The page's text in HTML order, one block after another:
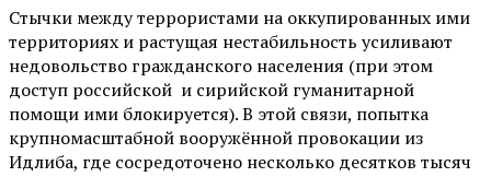
Стычки между террористами на оккупированных ими
территориях и растущая нестабильность усиливают
недовольство гражданского населения (при этом
доступ российской и сирийской гуманитарной
помощи ими блокируется). В этой связи, попытка
крупномасштабной вооружённой провокации из
Идлиба, где сосредоточено несколько десятков тысяч